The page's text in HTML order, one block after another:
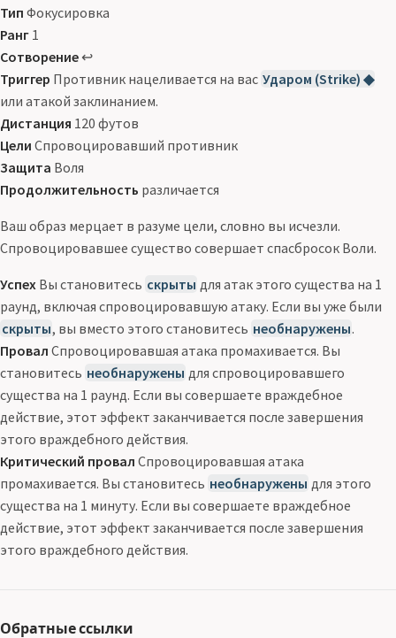
Тип Фокусировка
Ранг 1
Сотворение ↩
Триггер Противник нацеливается на вас Ударом (Strike) ◆
или атакой заклинанием.
Дистанция 120 футов
Цели Спровоцировавший противник
Защита Воля
Продолжительность различается
Ваш образ мерцает в разуме цели, словно вы исчезли.
Спровоцировавшее существо совершает спасбросок Воли.
Успех Вы становитесь скрыты для атак этого существа на 1
раунд, включая спровоцировавшую атаку. Если вы уже были
скрыты, вы вместо этого становитесь необнаружены.
Провал Спровоцировавшая атака промахивается. Вы
становитесь необнаружены для спровоцировавшего
существа на 1 раунд. Если вы совершаете враждебное
действие, этот эффект заканчивается после завершения
этого враждебного действия.
Критический провал Спровоцировавшая атака
промахивается. Вы становитесь необнаружены для этого
существа на 1 минуту. Если вы совершаете враждебное
действие, этот эффект заканчивается после завершения
этого враждебного действия.
Обратные ссылки